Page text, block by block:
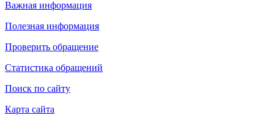
Важная информация
Полезная информация
Проверить обращение
Статистика обращений
Поиск по сайту
Карта сайта